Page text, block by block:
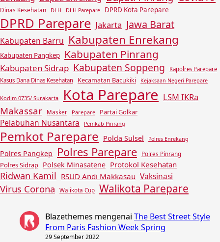
Dinas Kesehatan DLH DLH Parepare DPRD Kota Parepare
DPRD Parepare Jakarta Jawa Barat
Kabupaten Barru Kabupaten Enrekang
Kabupaten Pangkep Kabupaten Pinrang
Kabupaten Sidrap Kabupaten Soppeng
Kapolres Parepare
Kasus Dana Dinas Kesehatan
Kecamatan Bacukiki Kejaksaan Negeri Parepare
Kodim 0735/ Surakarta Kota Parepare LSM IKRa
Makassar Masker Parepare Partai Golkar
Pelabuhan Nusantara Pemkab Pinrang
Pemkot Parepare Polda Sulsel Polres Enrekang
Polres Pangkep Polres Parepare Polres Pinrang
Polres Sidrap Polsek Minasatene Protokol Kesehatan
Ridwan Kamil RSUD Andi Makkasau Vaksinasi
Virus Corona Walikota Cup Walikota Parepare
Blazethemes mengenai The Best Street Style
From Paris Fashion Week Spring
29 September 2022